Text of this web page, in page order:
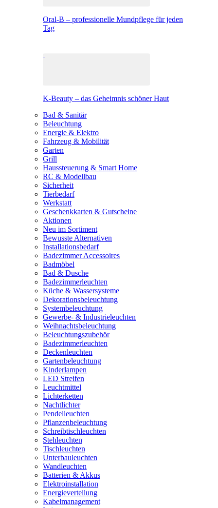
Oral-B – professionelle Mundpflege für jeden
Tag
K-Beauty – das Geheimnis schöner Haut
Bad & Sanitär
Beleuchtung
Energie & Elektro
Fahrzeug & Mobilität
Garten
Grill
Haussteuerung & Smart Home
RC & Modellbau
Sicherheit
Tierbedarf
Werkstatt
Geschenkkarten & Gutscheine
Aktionen
Neu im Sortiment
Bewusste Alternativen
Installationsbedarf
Badezimmer Accessoires
Badmöbel
Bad & Dusche
Badezimmerleuchten
Küche & Wassersysteme
Dekorationsbeleuchtung
Systembeleuchtung
Gewerbe- & Industrieleuchten
Weihnachtsbeleuchtung
Beleuchtungszubehör
Badezimmerleuchten
Deckenleuchten
Gartenbeleuchtung
Kinderlampen
LED Streifen
Leuchtmittel
Lichterketten
Nachtlichter
Pendelleuchten
Pflanzenbeleuchtung
Schreibtischleuchten
Stehleuchten
Tischleuchten
Unterbauleuchten
Wandleuchten
Batterien & Akkus
Elektroinstallation
Energieverteilung
Kabelmanagement